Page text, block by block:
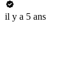
il y a 5 ans